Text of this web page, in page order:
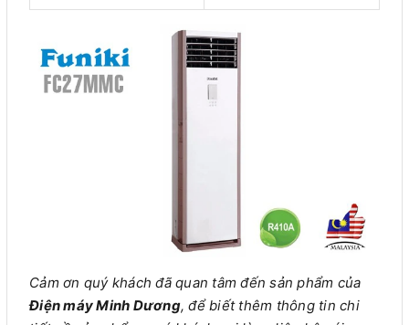
Cảm ơn quý khách đã quan tâm đến sản phẩm của
Điện máy Minh Dương, để biết thêm thông tin chi